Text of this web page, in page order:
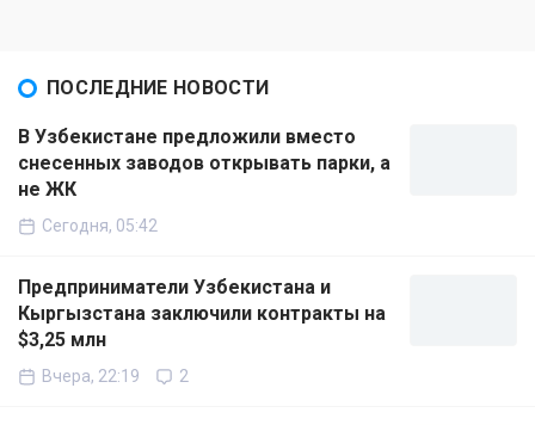
ПОСЛЕДНИЕ НОВОСТИ
В Узбекистане предложили вместо
снесенных заводов открывать парки, а
не ЖК
Сегодня, 05:42
Предприниматели Узбекистана и
Кыргызстана заключили контракты на
$3,25 млн
Вчера, 22:19 2